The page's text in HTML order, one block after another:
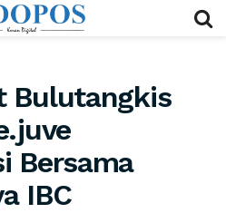
Bulutangkis
Bersama
IBC